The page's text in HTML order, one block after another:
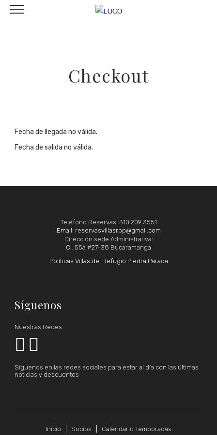
Checkout
Fecha de llegada no válida.
Fecha de salida no válida.
Teléfono Reservas: 310 209 3551
Email: reservasvillasrpp@gmail.com
Dirección sede Administrativa:
Cl. 55a #27-38 Bucaramanga
Políticas Villas del Refugio Piedra Parada
Síguenos
Nuestras Redes
 
Síguenos en las redes sociales para estar al día con las últimas
noticias y descuentos
Inicio Socios Calendario Temporadas